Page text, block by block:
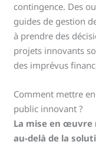
contingence. Des
guides de gestion
à prendre des
projets innovants
des imprévus
Comment mettre
public innovant ?
La mise en œuvre
au-delà de la